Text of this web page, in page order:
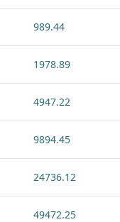
989.44
1978.89
4947.22
9894.45
24736.12
49472.25